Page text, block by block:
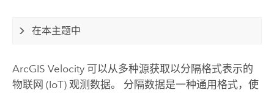
在本主题中
ArcGIS Velocity可以从多种源获取以分隔格式表示的
物联网 (IoT) 观测数据。 分隔数据是一种通用格式，使